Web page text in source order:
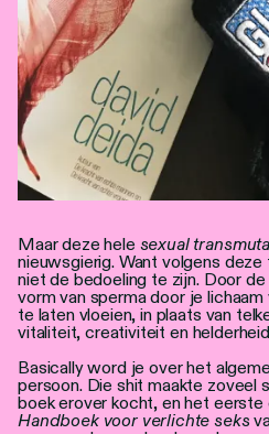
Maar deze hele sexual
nieuwsgierig. Want volgens
niet de bedoeling te zijn. Door
vorm van sperma door je
te laten vloeien, in plaats van
vitaliteit, creativiteit en
Basically word je over het
persoon. Die shit maakte zoveel
boek erover kocht, en het
Handboek voor verlichte seks